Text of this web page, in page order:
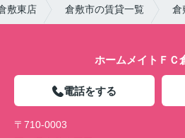
敷東店 倉敷市の賃貸一覧 倉
ホームメイトＦＣ
電話をする
〒710-0003